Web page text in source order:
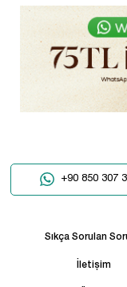
+90 850 307
Sıkça Sorulan
İletişim